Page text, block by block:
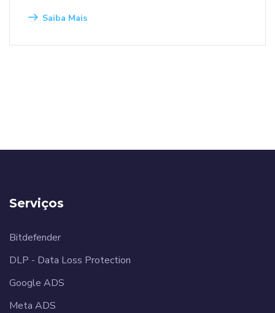
Saiba Mais
Serviços
Bitdefender
DLP - Data Loss Protection
Google ADS
Meta ADS